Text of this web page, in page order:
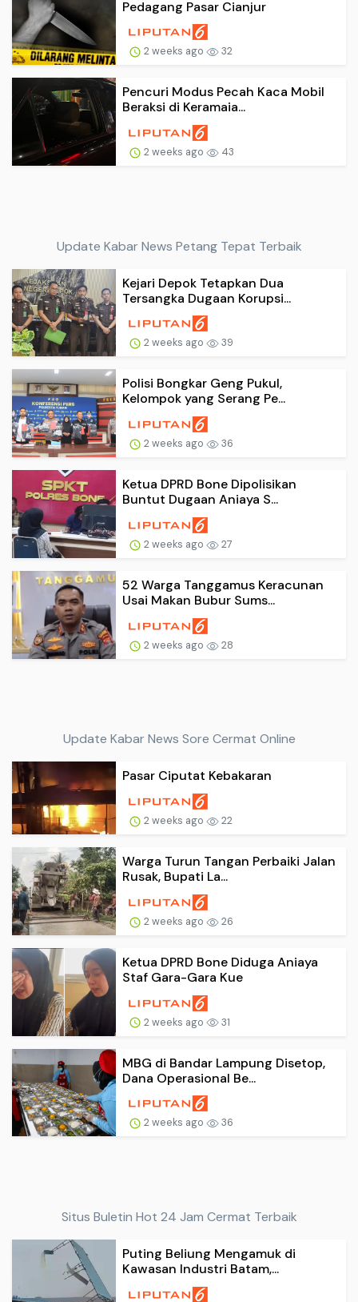
Pedagang Pasar Cianjur
2 weeks ago 32
Pencuri Modus Pecah Kaca Mobil
Beraksi di Keramaia...
2 weeks ago 43
Update Kabar News Petang Tepat Terbaik
Kejari Depok Tetapkan Dua
Tersangka Dugaan Korupsi...
2 weeks ago 39
Polisi Bongkar Geng Pukul,
Kelompok yang Serang Pe...
2 weeks ago 36
Ketua DPRD Bone Dipolisikan
Buntut Dugaan Aniaya S...
2 weeks ago 27
52 Warga Tanggamus Keracunan
Usai Makan Bubur Sums...
2 weeks ago 28
Update Kabar News Sore Cermat Online
Pasar Ciputat Kebakaran
2 weeks ago 22
Warga Turun Tangan Perbaiki Jalan
Rusak, Bupati La...
2 weeks ago 26
Ketua DPRD Bone Diduga Aniaya
Staf Gara-Gara Kue
2 weeks ago 31
MBG di Bandar Lampung Disetop,
Dana Operasional Be...
2 weeks ago 36
Situs Buletin Hot 24 Jam Cermat Terbaik
Puting Beliung Mengamuk di
Kawasan Industri Batam,...